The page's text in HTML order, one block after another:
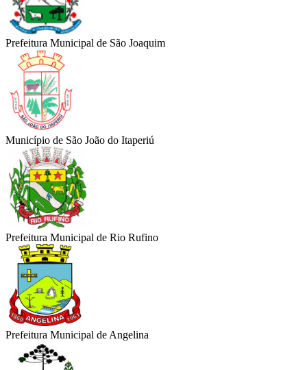
Prefeitura Municipal de São Joaquim
Município de São João do Itaperiú
Prefeitura Municipal de Rio Rufino
Prefeitura Municipal de Angelina